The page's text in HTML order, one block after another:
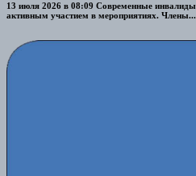
13 июля 2026 в 08:09 Современные инвалиды
активным участием в мероприятиях. Члены...